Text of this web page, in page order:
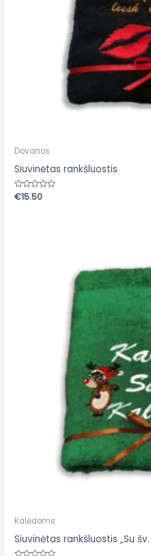
Dovanos
Siuvinėtas rankšluostis
Įvertinimas:
0
€15.50
Kalėdoms
Siuvinėtas rankšluostis „Su